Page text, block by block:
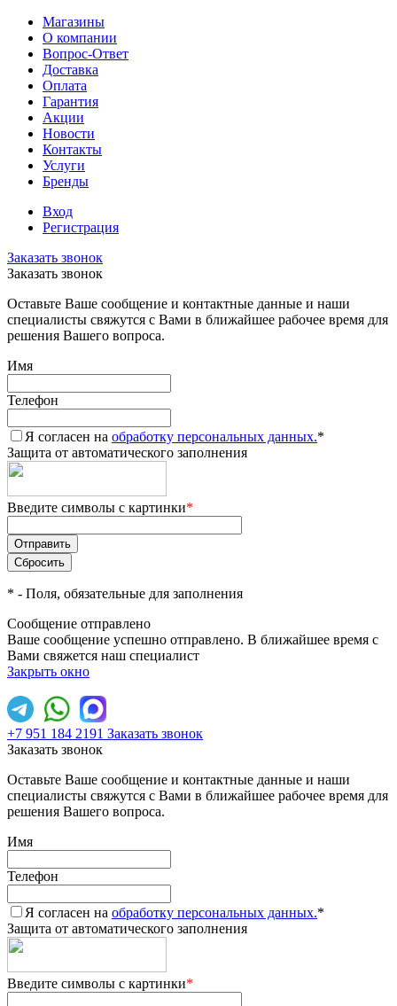
Магазины
О компании
Вопрос-Ответ
Доставка
Оплата
Гарантия
Акции
Новости
Контакты
Услуги
Бренды
Вход
Регистрация
Заказать звонок
Заказать звонок
Оставьте Ваше сообщение и контактные данные и наши
специалисты свяжутся с Вами в ближайшее рабочее время для
решения Вашего вопроса.
Имя
Телефон
Я согласен на обработку персональных данных.*
Защита от автоматического заполнения
Введите символы с картинки*
* - Поля, обязательные для заполнения
Сообщение отправлено
Ваше сообщение успешно отправлено. В ближайшее время с
Вами свяжется наш специалист
Закрыть окно
+7 951 184 2191 Заказать звонок
Заказать звонок
Оставьте Ваше сообщение и контактные данные и наши
специалисты свяжутся с Вами в ближайшее рабочее время для
решения Вашего вопроса.
Имя
Телефон
Я согласен на обработку персональных данных.*
Защита от автоматического заполнения
Введите символы с картинки*